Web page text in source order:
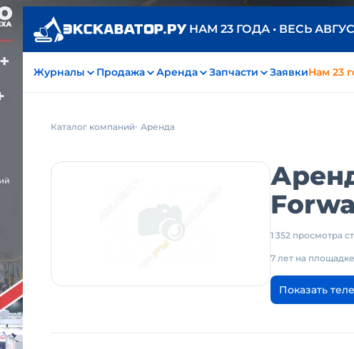
НАМ 23 ГОДА • ВЕСЬ
Журналы Продажа Аренда Запчасти ЗаявкиНам 23
Каталог компаний Аренда
1 352 просмотра
7 лет на площадке
Показать